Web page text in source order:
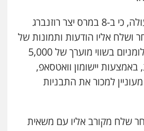
זהבי משרד עורכי דין
איהאב ג'לג'ולי
מעצרים וחקירות עורכי דין לענייני
מעצרים וחקירות פשיעה חמורה
מכתב האישום עולה, כי ב-8 במרס יצר רוזנברג
אליו הודעות ותמונות של
מספר תבניות אלומניום בשווי מוערך של 5,000
יישומון וואטסאפ,
מעוניין למכור את התבניות
שלח מקורב אליו עם משאית